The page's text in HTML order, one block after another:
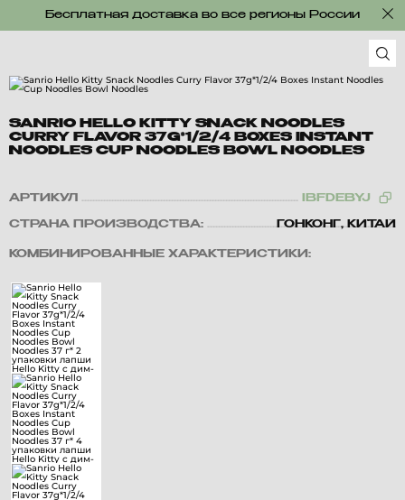
Бесплатная доставка во все регионы России
SANRIO HELLO KITTY SNACK NOODLES
CURRY FLAVOR 37G*1/2/4 BOXES INSTANT
NOODLES CUP NOODLES BOWL NOODLES
АРТИКУЛ IBFDEBYJ
СТРАНА ПРОИЗВОДСТВА: ГОНКОНГ, КИТАЙ
КОМБИНИРОВАННЫЕ ХАРАКТЕРИСТИКИ: